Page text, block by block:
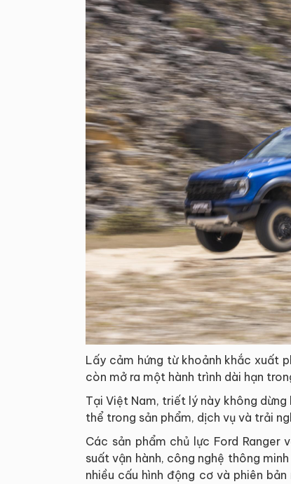
Lấy cảm hứng từ khoảnh khắc xuất
còn mở ra một hành trình dài hạn
Tại Việt Nam, triết lý này không
thể trong sản phẩm, dịch vụ và trải
Các sản phẩm chủ lực Ford Ranger
suất vận hành, công nghệ thông
nhiều cấu hình động cơ và phiên